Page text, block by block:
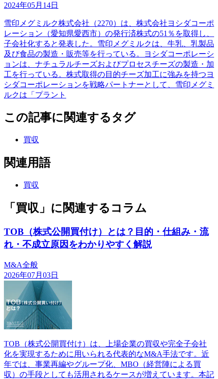
2024年05月14日
雪印メグミルク株式会社（2270）は、株式会社ヨシダコーポ
レーション（愛知県愛西市）の発行済株式の51％を取得し、
子会社化すると発表した。雪印メグミルクは、牛乳、乳製品
及び食品の製造・販売等を行っている。ヨシダコーポレーシ
ョンは、ナチュラルチーズおよびプロセスチーズの製造・加
工を行っている。株式取得の目的チーズ加工に強みを持つヨ
シダコーポレーションを戦略パートナーとして、雪印メグミ
ルクは「プラント
この記事に関連するタグ
買収
関連用語
買収
「買収」に関連するコラム
TOB（株式公開買付け）とは？目的・仕組み・流
れ・不成立原因をわかりやすく解説
M&A全般
2026年07月03日
TOB（株式公開買付け）は、上場企業の買収や完全子会社
化を実現するために用いられる代表的なM&A手法です。近
年では、事業再編やグループ化、MBO（経営陣による買
収）の手段としても活用されるケースが増えています。本記